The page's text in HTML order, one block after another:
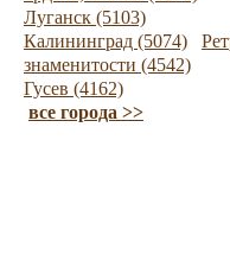
Луганск (5103)
Калининград (5074)
знаменитости (4542)
Гусев (4162)
все города >>